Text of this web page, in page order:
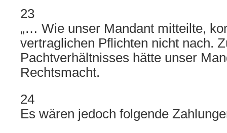
23
„… Wie unser Mandant mitteilte,
vertraglichen Pflichten nicht nach.
Pachtverhältnisses hätte unser
Rechtsmacht.
24
Es wären jedoch folgende